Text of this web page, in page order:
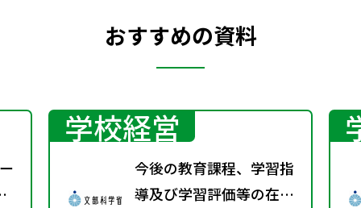
おすすめの資料
学校経営
今後の教育課程、学習指
導及び学習評価等の在り